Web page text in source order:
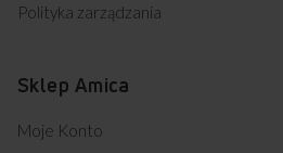
Polityka zarządzania
Sklep Amica
Moje Konto